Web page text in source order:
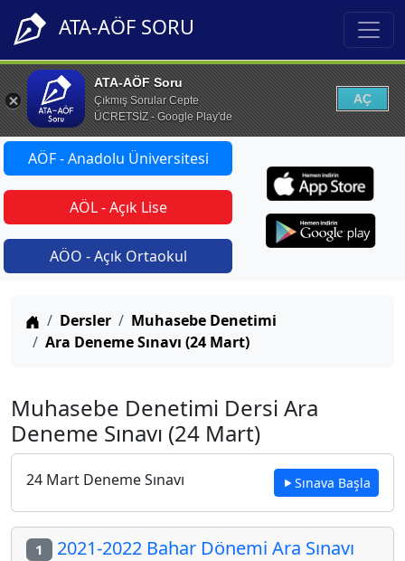
ATA-AÖF SORU
ATA-AÖF Soru
Çıkmış Sorular Cepte
ÜCRETSİZ - Google Play'de
AÇ
AÖF - Anadolu Üniversitesi
AÖL - Açık Lise
AÖO - Açık Ortaokul
Anasayfa
Dersler
Muhasebe Denetimi
Ara Deneme Sınavı (24 Mart)
Muhasebe Denetimi Dersi Ara
Deneme Sınavı (24 Mart)
24 Mart Deneme Sınavı Sınava Başla
1 2021-2022 Bahar Dönemi Ara Sınavı